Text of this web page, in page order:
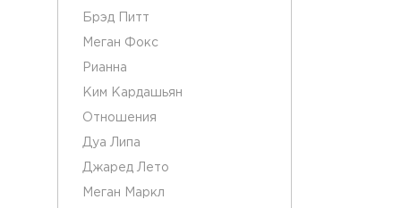
Брэд Питт
Меган Фокс
Рианна
Ким Кардашьян
Отношения
Дуа Липа
Джаред Лето
Меган Маркл